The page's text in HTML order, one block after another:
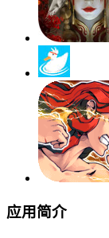
应用简介